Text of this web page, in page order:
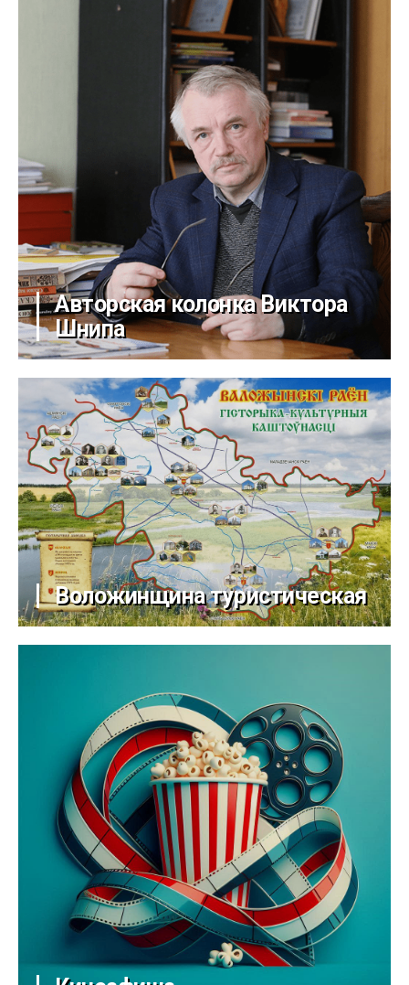
Авторская колонка Виктора
Шнипа
Воложинщина туристическая